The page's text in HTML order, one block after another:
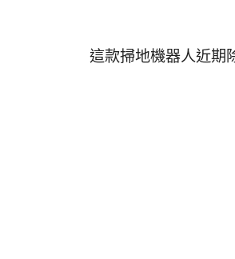
這款掃地機器人近期